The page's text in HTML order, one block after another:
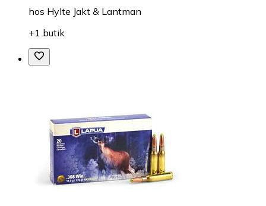
hos Hylte Jakt & Lantman
+1 butik